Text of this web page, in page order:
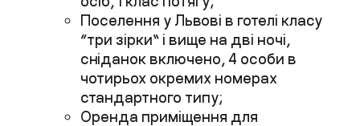
Поселення у Львові в готелі класу
“три зірки” і вище на дві ночі,
сніданок включено, 4 особи в
чотирьох окремих номерах
стандартного типу;
Оренда приміщення для